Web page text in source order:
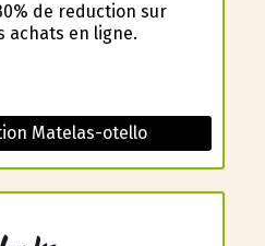
de reduction sur
achats en ligne.
Matelas-otello